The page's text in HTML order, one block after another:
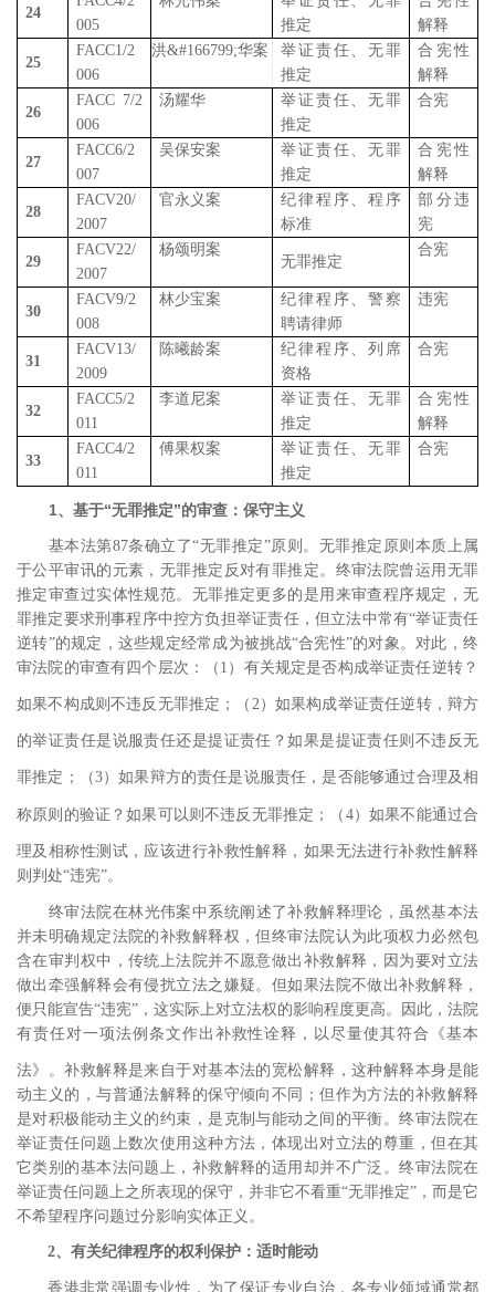
24
005
推定
解释
25
FACC1/2
006
洪&#166799;华案
举证责任、无罪
推定
合宪性
解释
26
FACC 7/2
006
汤耀华
举证责任、无罪
推定
合宪
27
FACC6/2
007
吴保安案
举证责任、无罪
推定
合宪性
解释
28
FACV20/
2007
官永义案
纪律程序、程序
标准
部分违
宪
29
FACV22/
2007
杨颂明案
无罪推定
合宪
30
FACV9/2
008
林少宝案
纪律程序、警察
聘请律师
违宪
31
FACV13/
2009
陈曦龄案
纪律程序、列席
资格
合宪
32
FACC5/2
011
李道尼案
举证责任、无罪
推定
合宪性
解释
33
FACC4/2
011
傅果权案
举证责任、无罪
推定
合宪
1、基于“无罪推定”的审查：保守主义
基本法第87条确立了“无罪推定”原则。无罪推定原则本质上属
于公平审讯的元素，无罪推定反对有罪推定。终审法院曾运用无罪
推定审查过实体性规范。无罪推定更多的是用来审查程序规定，无
罪推定要求刑事程序中控方负担举证责任，但立法中常有“举证责任
逆转”的规定，这些规定经常成为被挑战“合宪性”的对象。对此，终
审法院的审查有四个层次：（ 1 ）有关规定是否构成举证责任逆转？
如果不构成则不违反无罪推定 ；（ 2）如果构成举证责任逆转，辩方
的举证责任是说服责任还是提证责任 ？如果是提证责任则不违反无
罪推定 ；（3）如果辩方的责任是说服责任，是否能够通过合理及相
称原则的验证？如果可以则不违反无罪推定 ；（ 4）如果不能通过合
理及相称性测试，应该进行补救性解释 ，如果无法进行补救性解释
则判处“违宪”。
终审法院在林光伟案中系统阐述了补救解释理论，虽然基本法
并未明确规定法院的补救解释权，但终审法院认为此项权力必然包
含在审判权中，传统上法院并不愿意做出补救解释，因为要对立法
做出牵强解释会有侵扰立法之嫌疑。但如果法院不做出补救解释，
便只能宣告“违宪”，这实际上对立法权的影响程度更高。因此，法院
有责任对一项法例条文作出补救性诠释，以尽量使其符合《基本
法》。补救解释是来自于对基本法的宽松解释，这种解释本身是能
动主义的，与普通法解释的保守倾向不同；但作为方法的补救解释
是对积极能动主义的约束，是克制与能动之间的平衡。终审法院在
举证责任问题上数次使用这种方法，体现出对立法的尊重，但在其
它类别的基本法问题上，补救解释的适用却并不广泛。终审法院在
举证责任问题上之所表现的保守，并非它不看重“无罪推定”，而是它
不希望程序问题过分影响实体正义。
2、有关纪律程序的权利保护：适时能动
香港非常强调专业性，为了保证专业自治，各专业领域通常都